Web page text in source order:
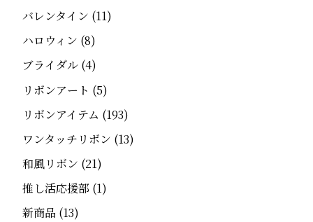
バレンタイン (11)
ハロウィン (8)
ブライダル (4)
リボンアート (5)
リボンアイテム (193)
ワンタッチリボン (13)
和風リボン (21)
推し活応援部 (1)
新商品 (13)